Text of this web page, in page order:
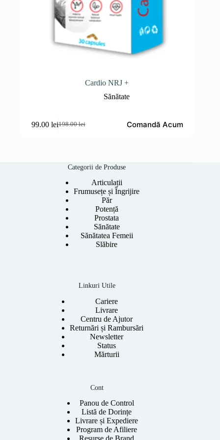
Cardio NRJ +
Sănătate
198.00lei
Prețul
198.00 lei.
99.00 leiPrețul
Comandă Acum
Categorii de Produse
Articulații
Frumusețe și Îngrijire
Păr
Potență
Prostata
Sănătate
Sănătatea Femeii
Slăbire
Linkuri Utile
Cariere
Livrare
Centru de Ajutor
Returnări și Rambursări
Newsletter
Status
Mărturii
Cont
Panou de Control
Listă de Dorințe
Livrare și Expediere
Program de Afiliere
Resurse de Brand